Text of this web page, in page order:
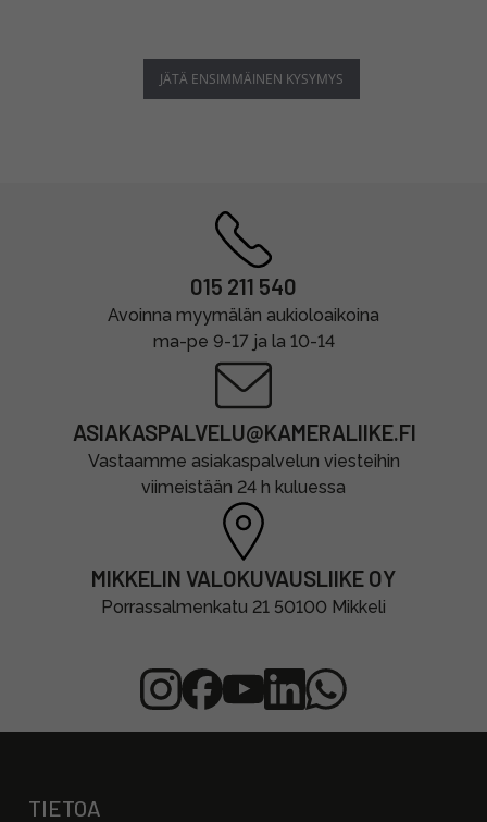
JÄTÄ ENSIMMÄINEN KYSYMYS
015 211 540
Avoinna myymälän aukioloaikoina
ma-pe 9-17 ja la 10-14
ASIAKASPALVELU@KAMERALIIKE.FI
Vastaamme asiakaspalvelun viesteihin
viimeistään 24 h kuluessa
MIKKELIN VALOKUVAUSLIIKE OY
Porrassalmenkatu 21 50100 Mikkeli
TIETOA